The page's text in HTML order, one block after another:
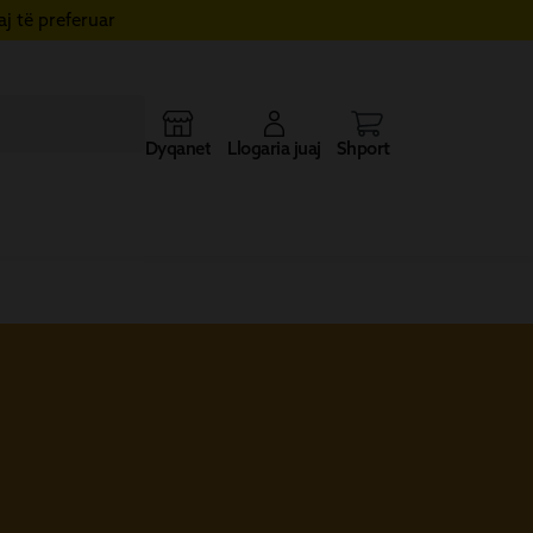
të preferuar
Dyqanet Llogaria juaj Shporta